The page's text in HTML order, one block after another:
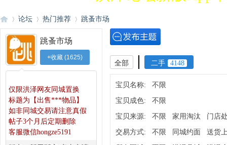
洪»
论坛
›
热门推荐 跳蚤市场
跳蚤市场
+收藏 (1625)
仅限洪泽网友同城置换
标题为【出售***物品】
如非同城交易请注意真假
帖子3个月后定期删除
客服微信hongze5191
◆
◆
全部 二手 4148
宝贝名称: 不限
宝贝成色: 不限
宝贝来源: 不限 家用淘汰 门店
交易方式: 不限 同城约面 送货